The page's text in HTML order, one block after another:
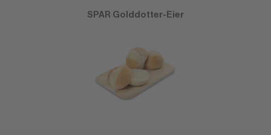
SPAR Golddotter-Eier